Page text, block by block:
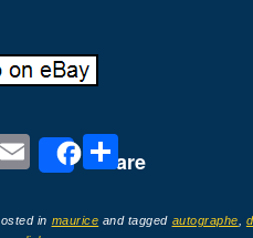
T
E
ail
Share
P
ta
in maurice and tagged autographe